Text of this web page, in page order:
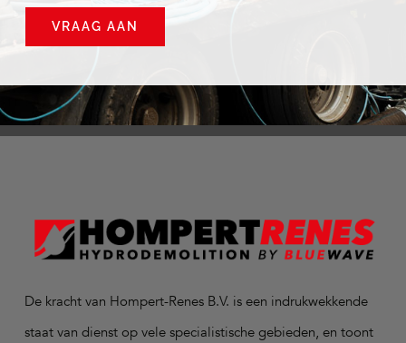
VRAAG AAN
De kracht van Hompert-Renes B.V. is een indrukwekkende
staat van dienst op vele specialistische gebieden, en toont